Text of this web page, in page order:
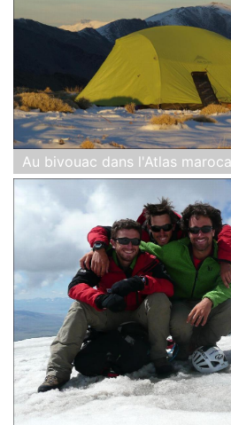
Au bivouac dans l'Atlas